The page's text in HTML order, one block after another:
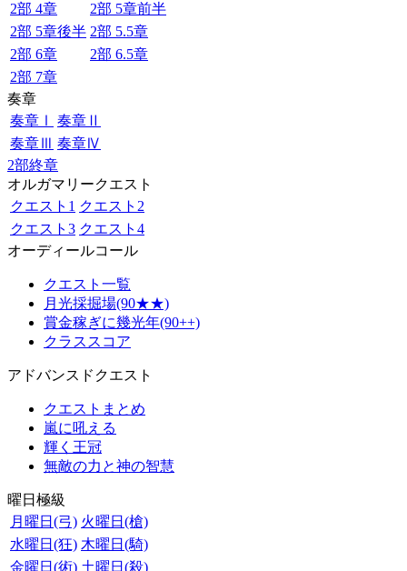
2部 4章
2部 5章前半
2部 5章後半 2部 5.5章
2部 6章
2部 6.5章
2部 7章
奏章
奏章Ⅰ
奏章Ⅱ
奏章Ⅲ 奏章Ⅳ
2部終章
オルガマリークエスト
クエスト1 クエスト2
クエスト3 クエスト4
オーディールコール
クエスト一覧
月光採掘場(90★★)
賞金稼ぎに幾光年(90++)
クラススコア
アドバンスドクエスト
クエストまとめ
嵐に吼える
輝く王冠
無敵の力と神の智慧
曜日極級
月曜日(弓) 火曜日(槍)
水曜日(狂) 木曜日(騎)
金曜日(術) 土曜日(殺)